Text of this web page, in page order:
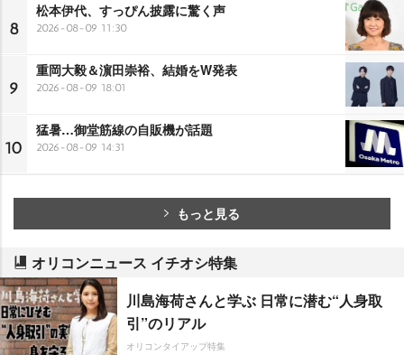
8
松本伊代、すっぴん披露に驚く声
2026-08-09 11:30
9
重岡大毅＆濵田崇裕、結婚をW発表
2026-08-09 18:01
10
猛暑…御堂筋線の自販機が話題
2026-08-09 14:31
もっと見る
オリコンニュース イチオシ特集
川島海荷さんと学ぶ 日常に潜む“人身取
引”のリアル
オリコンタイアップ特集